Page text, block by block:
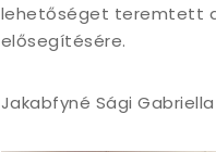
lehetőséget teremtett a
elősegítésére.
Jakabfyné Sági